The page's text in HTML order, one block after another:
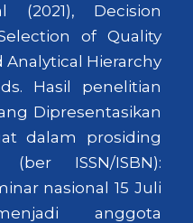
(2021), Decision
of Quality
Analytical Hierarchy
Hasil penelitian
Dipresentasikan
dalam prosiding
ISSN/ISBN):
nasional 15 Juli
anggota